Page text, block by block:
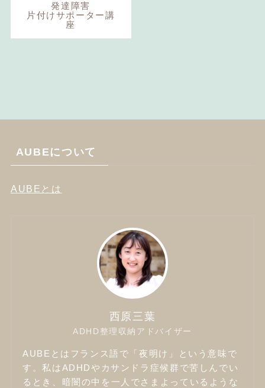
発達障害
片付けサポーター講
座
AUBEについて
AUBEとは
西原三葉
ADHD整理収納アドバイザー
AUBEとはフランス語で「夜明け」という意味で
す。私はADHDやカサンドラ症候群で苦しんでい
るとき、暗闇の中を一人でさまよっているような